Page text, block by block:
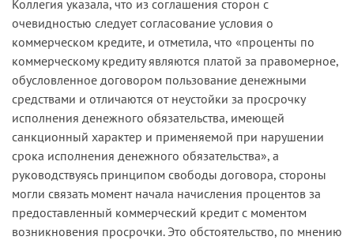
Коллегия указала, что из соглашения сторон с
очевидностью следует согласование условия о
коммерческом кредите, и отметила, что «проценты по
коммерческому кредиту являются платой за правомерное,
обусловленное договором пользование денежными
средствами и отличаются от неустойки за просрочку
исполнения денежного обязательства, имеющей
санкционный характер и применяемой при нарушении
срока исполнения денежного обязательства», а
руководствуясь принципом свободы договора, стороны
могли связать момент начала начисления процентов за
предоставленный коммерческий кредит с моментом
возникновения просрочки. Это обстоятельство, по мнению